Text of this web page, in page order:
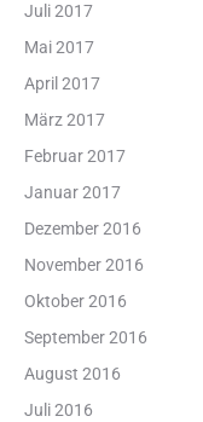
Juli 2017
Mai 2017
April 2017
März 2017
Februar 2017
Januar 2017
Dezember 2016
November 2016
Oktober 2016
September 2016
August 2016
Juli 2016